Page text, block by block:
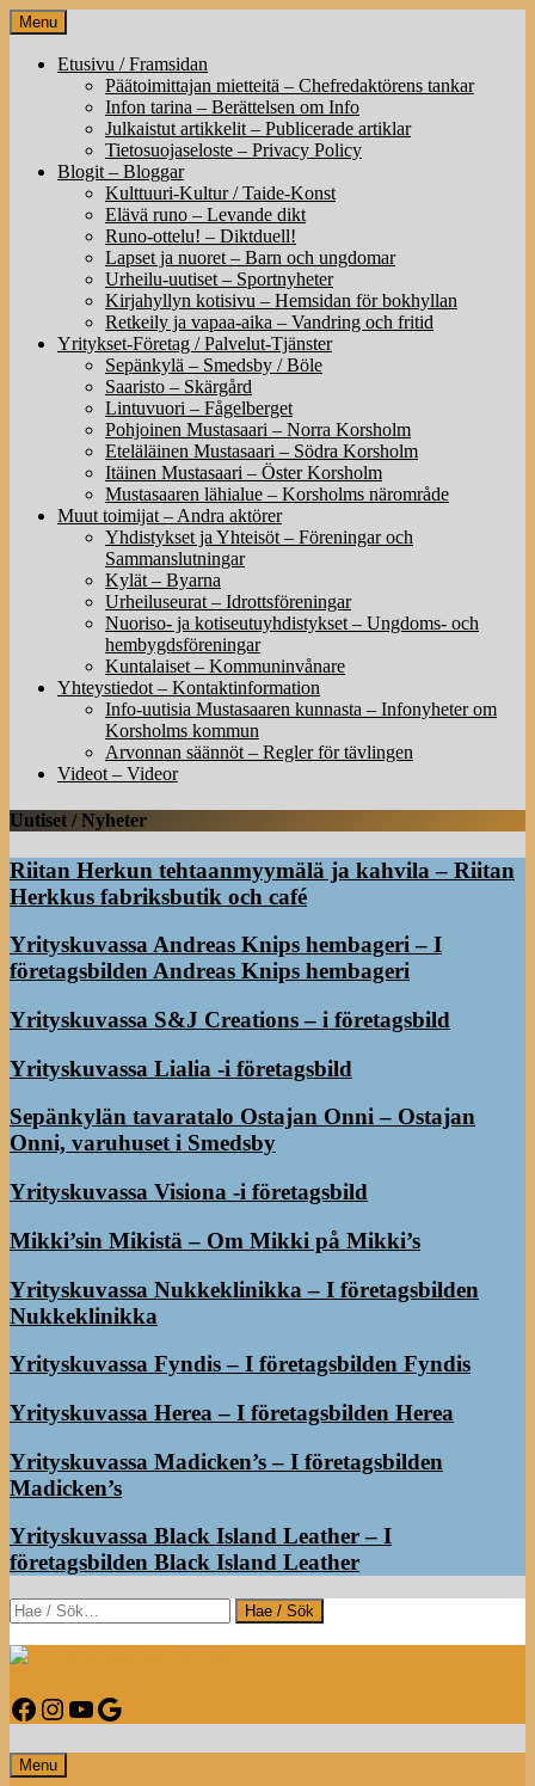
Skip
to
content
Menu
Etusivu / Framsidan
Päätoimittajan mietteitä – Chefredaktörens tankar
Infon tarina – Berättelsen om Info
Julkaistut artikkelit – Publicerade artiklar
Tietosuojaseloste – Privacy Policy
Blogit – Bloggar
Kulttuuri-Kultur / Taide-Konst
Elävä runo – Levande dikt
Runo-ottelu! – Diktduell!
Lapset ja nuoret – Barn och ungdomar
Urheilu-uutiset – Sportnyheter
Kirjahyllyn kotisivu – Hemsidan för bokhyllan
Retkeily ja vapaa-aika – Vandring och fritid
Yritykset-Företag / Palvelut-Tjänster
Sepänkylä – Smedsby / Böle
Saaristo – Skärgård
Lintuvuori – Fågelberget
Pohjoinen Mustasaari – Norra Korsholm
Eteläläinen Mustasaari – Södra Korsholm
Itäinen Mustasaari – Öster Korsholm
Mustasaaren lähialue – Korsholms närområde
Muut toimijat – Andra aktörer
Yhdistykset ja Yhteisöt – Föreningar och
Sammanslutningar
Kylät – Byarna
Urheiluseurat – Idrottsföreningar
Nuoriso- ja kotiseutuyhdistykset – Ungdoms- och
hembygdsföreningar
Kuntalaiset – Kommuninvånare
Yhteystiedot – Kontaktinformation
Info-uutisia Mustasaaren kunnasta – Infonyheter om
Korsholms kommun
Arvonnan säännöt – Regler för tävlingen
Videot – Videor
Uutiset / Nyheter
Riitan Herkun tehtaanmyymälä ja kahvila – Riitan
Herkkus fabriksbutik och café
Yrityskuvassa Andreas Knips hembageri – I
företagsbilden Andreas Knips hembageri
Yrityskuvassa S&J Creations – i företagsbild
Yrityskuvassa Lialia -i företagsbild
Sepänkylän tavaratalo Ostajan Onni – Ostajan
Onni, varuhuset i Smedsby
Yrityskuvassa Visiona -i företagsbild
Mikki’sin Mikistä – Om Mikki på Mikki’s
Yrityskuvassa Nukkeklinikka – I företagsbilden
Nukkeklinikka
Yrityskuvassa Fyndis – I företagsbilden Fyndis
Yrityskuvassa Herea – I företagsbilden Herea
Yrityskuvassa Madicken’s – I företagsbilden
Madicken’s
Yrityskuvassa Black Island Leather – I
företagsbilden Black Island Leather
Search
Info-Mustasaari-Korsholm.fi
Infoa Mustasaaresta – Information om Korsholm
Facebook
Instagram
YouTube
Google
Menu